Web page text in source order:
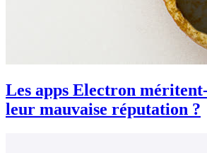
Les apps Electron
leur mauvaise réputation ?